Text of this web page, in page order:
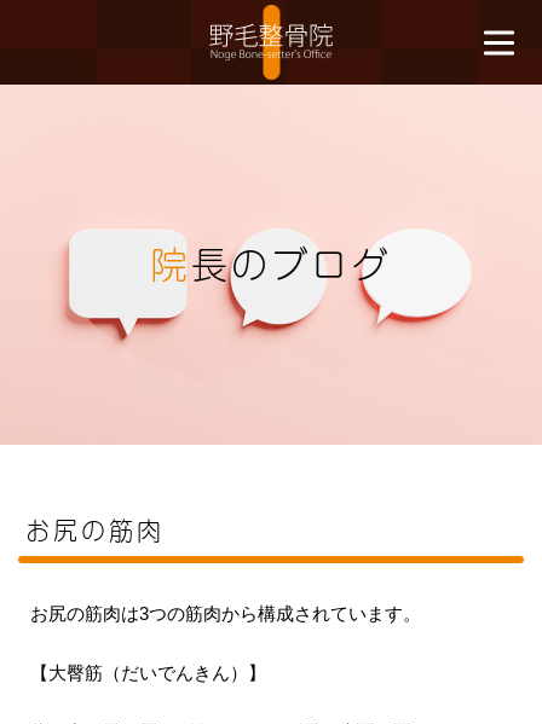
院長のブログ
お尻の筋肉
お尻の筋肉は3つの筋肉から構成されています。
【大臀筋（だいでんきん）】